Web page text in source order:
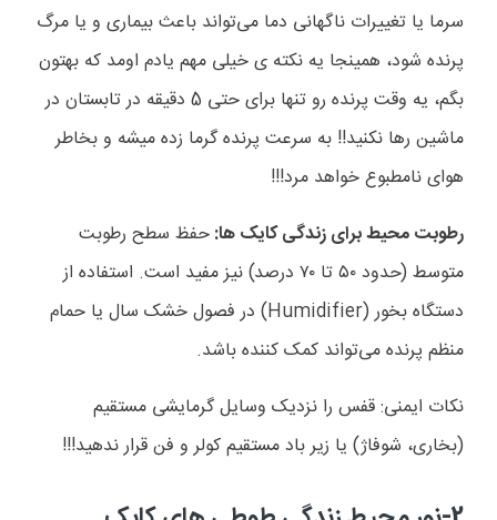
سرما یا تغییرات ناگهانی دما میتواند باعث بیماری و یا مرگ
پرنده شود، همینجا یه نکته ی خیلی مهم یادم اومد که بهتون
بگم، یه وقت پرنده رو تنها برای حتی 5 دقیقه در تابستان در
ماشین رها نکنید!! به سرعت پرنده گرما زده میشه و بخاطر
هوای نامطبوع خواهد مرد!!!
رطوبت محیط برای زندگی کایک ها:حفظ سطح رطوبت
متوسط (حدود۵۰تا ۷۰ درصد) نیز مفید است. استفاده از
دستگاه بخور(Humidifier) در فصول خشک سال یا حمام
منظم پرنده میتواند کمک کننده باشد.
نکات ایمنی: قفس را نزدیک وسایل گرمایشی مستقیم
(بخاری، شوفاژ) یا زیر باد مستقیم کولر و فن قرار ندهید!!!